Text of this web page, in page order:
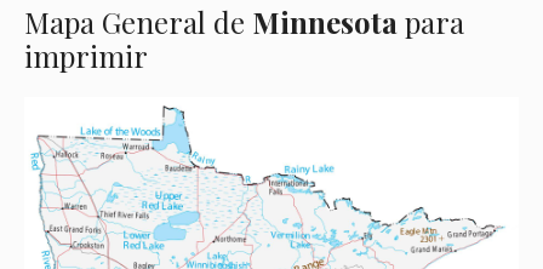
Mapa General de Minnesota para
imprimir